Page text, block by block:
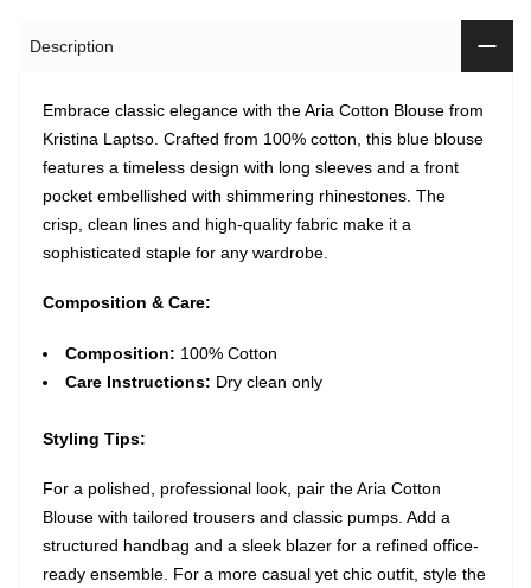
Description
Embrace classic elegance with the Aria Cotton Blouse from
Kristina Laptso. Crafted from 100% cotton, this blue blouse
features a timeless design with long sleeves and a front
pocket embellished with shimmering rhinestones. The
crisp, clean lines and high-quality fabric make it a
sophisticated staple for any wardrobe.
Composition & Care:
Composition: 100% Cotton
Care Instructions: Dry clean only
Styling Tips:
For a polished, professional look, pair the Aria Cotton
Blouse with tailored trousers and classic pumps. Add a
structured handbag and a sleek blazer for a refined office-
ready ensemble. For a more casual yet chic outfit, style the